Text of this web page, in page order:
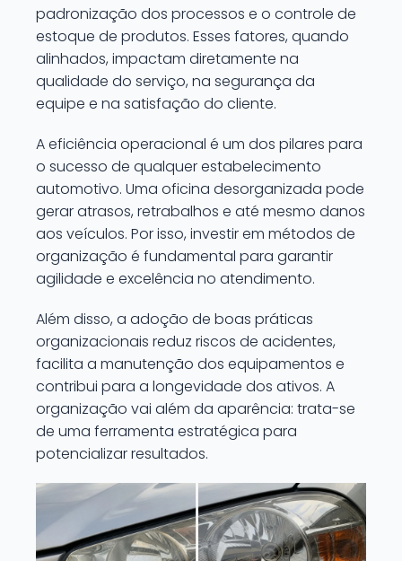
padronização dos processos e o controle de
estoque de produtos. Esses fatores, quando
alinhados, impactam diretamente na
qualidade do serviço, na segurança da
equipe e na satisfação do cliente.
A eficiência operacional é um dos pilares para
o sucesso de qualquer estabelecimento
automotivo. Uma oficina desorganizada pode
gerar atrasos, retrabalhos e até mesmo danos
aos veículos. Por isso, investir em métodos de
organização é fundamental para garantir
agilidade e excelência no atendimento.
Além disso, a adoção de boas práticas
organizacionais reduz riscos de acidentes,
facilita a manutenção dos equipamentos e
contribui para a longevidade dos ativos. A
organização vai além da aparência: trata-se
de uma ferramenta estratégica para
potencializar resultados.